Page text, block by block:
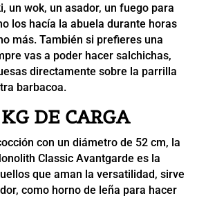
un wok, un asador, un fuego para
los hacía la abuela durante horas
más. También si prefieres una
vas a poder hacer salchichas,
directamente sobre la parrilla
barbacoa.
DE CARGA
con un diámetro de 52 cm, la
Classic Avantgarde es la
que aman la versatilidad, sirve
como horno de leña para hacer